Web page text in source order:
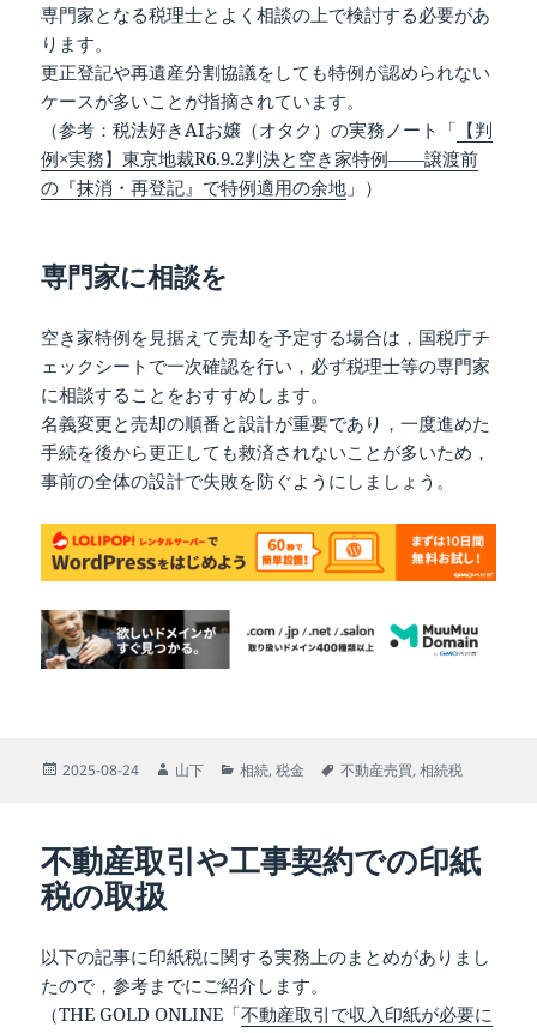
専門家となる税理士とよく相談の上で検討する必要があ
ります。
更正登記や再遺産分割協議をしても特例が認められない
ケースが多いことが指摘されています。
（参考：税法好きAIお嬢（オタク）の実務ノート「 【判
例×実務】東京地裁R6.9.2判決と空き家特例——譲渡前
の『抹消・再登記』で特例適用の余地 」）
専門家に相談を
空き家特例を見据えて売却を予定する場合は，国税庁チ
ェックシートで一次確認を行い，必ず税理士等の専門家
に相談することをおすすめします。
名義変更と売却の順番と設計が重要であり，一度進めた
手続を後から更正しても救済されないことが多いため，
事前の全体の設計で失敗を防ぐようにしましょう。
投
2025-08-24
作
山下
カ
ー
相続,税金
タ
不動産売買,相続税
不動産取引や工事契約での印紙
税の取扱
以下の記事に印紙税に関する実務上のまとめがありまし
たので，参考までにご紹介します。
（THE GOLD ONLINE「不動産取引で収入印紙が必要に